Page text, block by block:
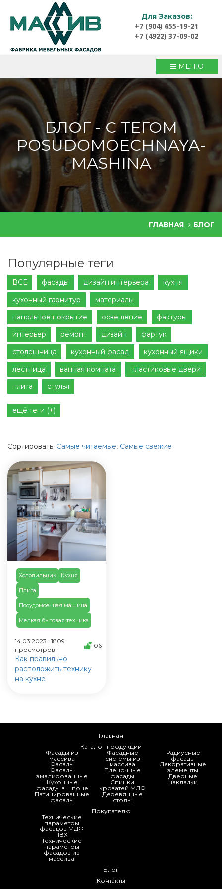
Для Заказов:
+7 (904) 655-19-21
+7 (4922) 37-09-02
МЕНЮ
БЛОГ - С ТЕГОМ
POSUDOMOECHNAYA-
MASHINA
ГЛАВНАЯ БЛОГ
Популярные теги
ВСЕ фасады дизайн интерьера
кухня
кухонный гарнитур
материалы
напольное покрытие
освещение
фактуры
интерьер
ремонт дизайн
фартук
столешница
кухонный фасад
кухонный ящики
лестница
ванная комната
пластиковые двери
плита
стулья
ещё теги (+)
Сортировать: Самые читаемые, Самые свежие
Холодильник Кухня
Плита
Посудомоечная машина
Мелкая бытовая техника
14.03.2023 | 1809
просмотров |
1061
Как правильно
расположить технику
на кухне
Главная
Каталог продукции
Фасады из
массива
Фасады
Фасады
эмалированные
Кухонные
фасады в шпоне
Патинированные
фасады
Фасадные
системы из
массива
Пленочные
фасады
Спинки
кроватей МДФ
Деревянные
столы
Радиусные
фасады
Декоративные
элементы
Дверные
накладки
Покупателю
Технические
параметры
фасадов МДФ
ПВХ
Технические
параметры
фасадов из
массива
Блог
Контакты